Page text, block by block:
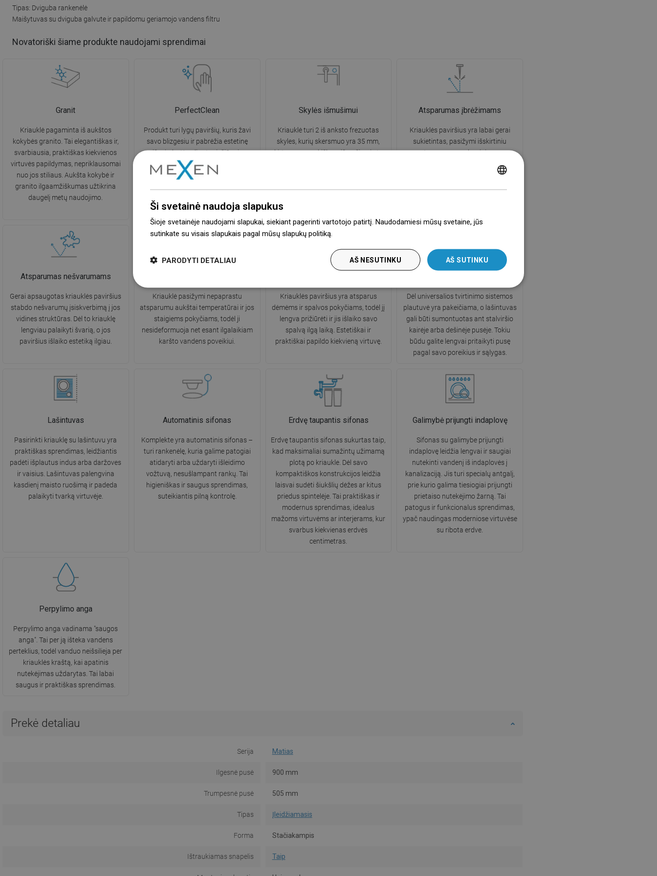
Tipas: Dviguba rankenėlė
Maišytuvas su dviguba galvute ir papildomu geriamojo vandens filtru
Novatoriški šiame produkte naudojami sprendimai
Granit
Kriauklė pagaminta iš aukštos
kokybės granito. Tai elegantiškas ir,
svarbiausia, praktiškas kiekvienos
virtuvės papildymas, nepriklausomai
nuo jos stiliaus. Aukšta kokybė ir
granito ilgaamžiškumas užtikrina
daugelį metų naudojimo.
PerfectClean
Produkt turi lygų paviršių, kuris žavi
savo blizgesiu ir pabrėžia estetinę
išvaizdą. Kasdienė priežiūra ir
paviršiaus valymas nuo susidariusių
nešvarumų yra daug lengvesnis ir
Skylės išmušimui
Kriauklė turi 2 iš anksto frezuotas
skyles, kurių skersmuo yra 35 mm,
skirtas savarankiškam išmušimui. Jas
Atsparumas įbrėžimams
Kriauklės paviršius yra labai gerai
sukietintas, pasižymi išskirtiniu
atsparumu mechaniniams
pažeidimams ir įbrėžimams. Patvari
medžiaga leidžia džiaugtis puikia
Atsparumas nešvarumams
Gerai apsaugotas kriauklės paviršius
stabdo nešvarumų įsiskverbimą į jos
vidines struktūras. Dėl to kriauklę
lengviau palaikyti švarią, o jos
paviršius išlaiko estetiką ilgiau.
Kriauklė pasižymi nepaprastu
atsparumu aukštai temperatūrai ir jos
staigiems pokyčiams, todėl ji
nesideformuoja net esant ilgalaikiam
karšto vandens poveikiui.
Kriauklės paviršius yra atsparus
dėmėms ir spalvos pokyčiams, todėl jį
lengva prižiūrėti ir jis išlaiko savo
spalvą ilgą laiką. Estetiškai ir
praktiškai papildo kiekvieną virtuvę.
Dėl universalios tvirtinimo sistemos
plautuvė yra pakeičiama, o lašintuvas
gali būti sumontuotas ant stalviršio
kairėje arba dešinėje pusėje. Tokiu
būdu galite lengvai pritaikyti pusę
pagal savo poreikius ir sąlygas.
Lašintuvas
Pasirinkti kriauklę su lašintuvu yra
praktiškas sprendimas, leidžiantis
padėti išplautus indus arba daržoves
ir vaisius. Lašintuvas palengvina
kasdienį maisto ruošimą ir padeda
palaikyti tvarką virtuvėje.
Automatinis sifonas
Komplekte yra automatinis sifonas –
turi rankenėlę, kuria galime patogiai
atidaryti arba uždaryti išleidimo
vožtuvą, nesušlampant rankų. Tai
higieniškas ir saugus sprendimas,
suteikiantis pilną kontrolę.
Erdvę taupantis sifonas
Erdvę taupantis sifonas sukurtas taip,
kad maksimaliai sumažintų užimamą
plotą po kriaukle. Dėl savo
kompaktiškos konstrukcijos leidžia
laisvai sudėti šiukšlių dėžes ar kitus
priedus spintelėje. Tai praktiškas ir
modernus sprendimas, idealus
mažoms virtuvėms ar interjerams, kur
svarbus kiekvienas erdvės
centimetras.
Galimybė prijungti indaplovę
Sifonas su galimybe prijungti
indaplovę leidžia lengvai ir saugiai
nutekinti vandenį iš indaplovės į
kanalizaciją. Jis turi specialų antgalį,
prie kurio galima tiesiogiai prijungti
prietaiso nutekėjimo žarną. Tai
patogus ir funkcionalus sprendimas,
ypač naudingas moderniose virtuvėse
su ribota erdve.
Perpylimo anga
Perpylimo anga vadinama "saugos
anga". Tai per ją išteka vandens
perteklius, todėl vanduo neišsilieja per
kriauklės kraštą, kai apatinis
nutekėjimas uždarytas. Tai labai
saugus ir praktiškas sprendimas.
Prekė detaliau
Serija Matias
Ilgesnė pusė 900 mm
Trumpesnė pusė 505 mm
Tipas Įleidžiamasis
Forma Stačiakampis
Ištraukiamas snapelis Taip
LITHUANIAN
HUNGARIAN
ITALIAN
SPANISH
SWEDISH
FINNISH
PORTUGUESE
CROATIAN
GREEK
Ši svetainė naudoja slapukus
Šioje svetainėje naudojami slapukai, siekiant pagerinti vartotojo patirtį. Naudodamiesi mūsų svetaine, jūs
sutinkate su visais slapukais pagal mūsų slapukų politiką.
AŠ SUTINKU
AŠ NESUTINKU
PARODYTI DETALIAU